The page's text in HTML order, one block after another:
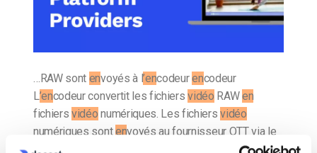
…RAW sont envoyés à l’encodeurencodeur
L’encodeur convertit les fichiersvidéo RAWen
fichiersvidéo numériques. Les fichiersvidéo
numériques sontenvoyés au fournisseur OTT via le
protocole RTMP Le…